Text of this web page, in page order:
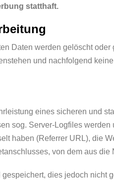
statthaft.
Daten werden gelöscht
und nachfolgend
eines sicheren und
sog. Server-Logfiles
haben (Referrer URL), die
von dem aus die
dies jedoch nicht